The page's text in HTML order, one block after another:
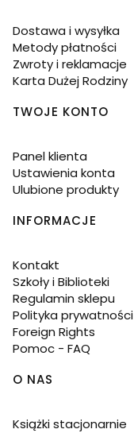
Dostawa i wysyłka
Metody płatności
Zwroty i reklamacje
Karta Dużej Rodziny
TWOJE KONTO
Panel klienta
Ustawienia konta
Ulubione produkty
INFORMACJE
Kontakt
Szkoły i Biblioteki
Regulamin sklepu
Polityka prywatności
Foreign Rights
Pomoc - FAQ
O NAS
Książki stacjonarnie